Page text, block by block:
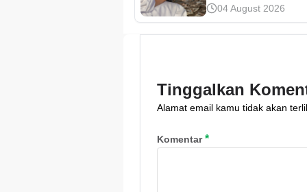
membaca dan
mempelajari Al-
informasi
di artikel ini!
04 August 2026
Tinggalkan
Alamat email kamu tidak akan
Komentar*